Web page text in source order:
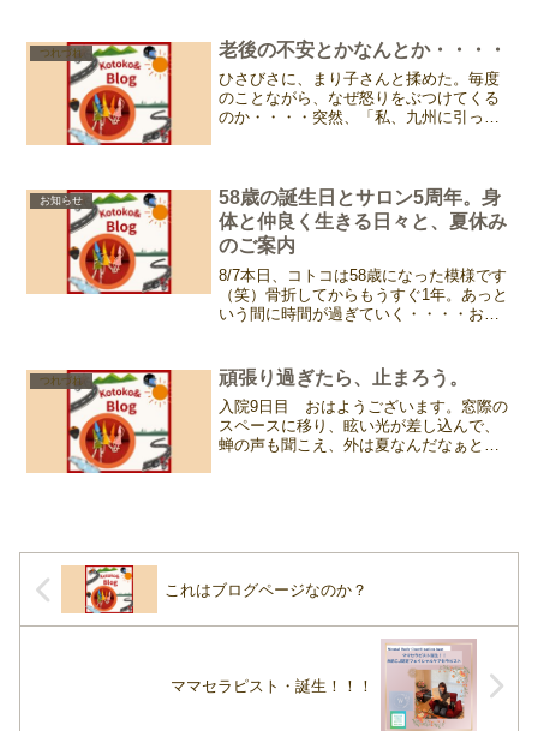
つれづれ 老後の不安とかなんとか・・・・
ひさびさに、まり子さんと揉めた。毎度
のことながら、なぜ怒りをぶつけてくる
のか・・・・突然、「私、九州に引っ越
母）がいる。そこへ引っ越し...
お知らせ
58歳の誕生日とサロン5周年。身
体と仲良く生きる日々と、夏休み
のご案内
8/7本日、コトコは58歳になった模様です
（笑）骨折してからもうすぐ1年。あっと
いう間に時間が過ぎていく・・・・おか
からも1日２名様までとさせていただきま
す。少数枠だか...
つれづれ 頑張り過ぎたら、止まろう。
入院9日目 おはようございます。窓際の
スペースに移り、眩い光が差し込んで、
蝉の声も聞こえ、外は夏なんだなぁと、
これはブログページなのか？
ママセラピスト・誕生！！！